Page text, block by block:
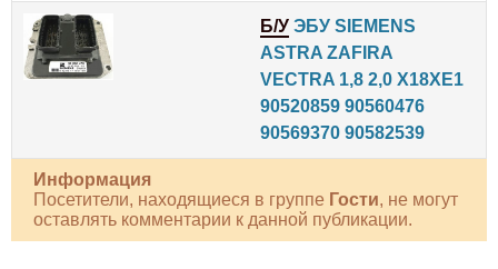
Б/У ЭБУ SIEMENS
ASTRA ZAFIRA
VECTRA 1,8 2,0 X18XE1
90520859 90560476
90569370 90582539
Информация
Посетители, находящиеся в группе Гости, не могут
оставлять комментарии к данной публикации.